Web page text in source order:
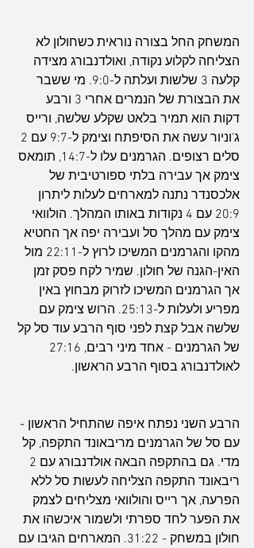
המשחק החל בצורה נוראית כשחולון לא
הצליחה לקלוע נקודה, ואולדנבורג מצידה
קלעה 3 שלשות ועלתה ל-9:0. מי ששבר
את הבצורת של הנמרים אחרי 3 ורבע
דקות הוא תמיר בלאט שקלע שלשה, ורייס
סלים רצופים. הגרמנים עלו ל-14:7, תומאס
צימק אך עבירה בלתי ספורטיבית של
אלכסנדר נתנה למארחים לעלות ליתרון
20:9 עם 4 נקודות באותו המהלך. הולוואי
צימק עם מהלך סל ועבירה יפה אך החטיא
מהקו והגרמנים המשיכו לרוץ ל-22:11 מול
האין-הגנה של חולון. שמיר לקח פסק זמן
אך הגרמנים המשיכו לזרוק מבחוץ באין
מפריע ולעלות ל-25:13. הרוש צימק עם
שלשה אבל קצת לפני סוף הרבע עוד סל קל
לאולדנבורג בסוף הרבע הראשון.
הרבע השני נפתח איפה שהתחיל הראשון -
עם סל של הגרמנים מריבאונד התקפה, קל
ריבאונד התקפה הצליחה לעשות סל ללא
הפרעה, אך רייס והולוואי מצליחים לצמק
את הפער לחד ספרתי ולשמור איכשהו את
חולון במשחק - 31:22. המארחים הגיבו עם